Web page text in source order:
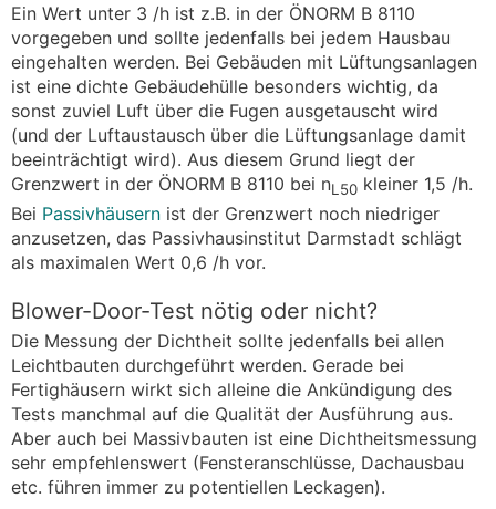
Ein Wert unter 3 /h ist z.B. in der ÖNORM B 8110
vorgegeben und sollte jedenfalls bei jedem Hausbau
eingehalten werden. Bei Gebäuden mit Lüftungsanlagen
ist eine dichte Gebäudehülle besonders wichtig, da
sonst zuviel Luft über die Fugen ausgetauscht wird
(und der Luftaustausch über die Lüftungsanlage damit
beeinträchtigt wird). Aus diesem Grund liegt der
Grenzwert in der ÖNORM B 8110 bei nL50 kleiner 1,5 /h.
Bei Passivhäusern ist der Grenzwert noch niedriger
anzusetzen, das Passivhausinstitut Darmstadt schlägt
als maximalen Wert 0,6 /h vor.
Blower-Door-Test nötig oder nicht?
Die Messung der Dichtheit sollte jedenfalls bei allen
Leichtbauten durchgeführt werden. Gerade bei
Fertighäusern wirkt sich alleine die Ankündigung des
Tests manchmal auf die Qualität der Ausführung aus.
Aber auch bei Massivbauten ist eine Dichtheitsmessung
sehr empfehlenswert (Fensteranschlüsse, Dachausbau
etc. führen immer zu potentiellen Leckagen).